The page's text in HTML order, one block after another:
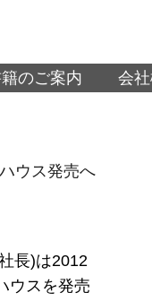
のご案内 会
ウス発売へ
長)は2012
ウスを発売